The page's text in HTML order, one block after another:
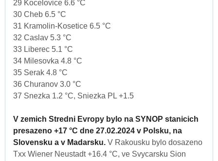
29 Kocelovice 6.6 °C
30 Cheb 6.5 °C
31 Kramolin-Kosetice 6.5 °C
32 Caslav 5.3 °C
33 Liberec 5.1 °C
34 Milesovka 4.8 °C
35 Serak 4.8 °C
36 Churanov 3.0 °C
37 Snezka 1.2 °C, Sniezka PL +1.5
V zemich Stredni Evropy bylo na SYNOP stanicich
presazeno +17 °C dne 27.02.2024 v Polsku, na
Slovensku a v Madarsku. V Rakousku bylo dosazeno
Txx Wiener Neustadt +16.4 °C, ve Svycarsku Sion